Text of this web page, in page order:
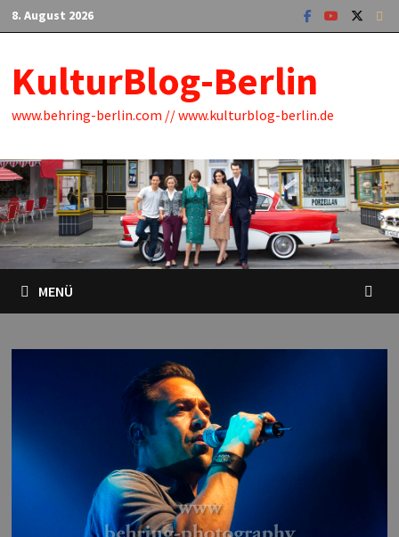
Zum
Inhalt
8. August 2026
KulturBlog-Berlin
www.behring-berlin.com // www.kulturblog-berlin.de
MENÜ